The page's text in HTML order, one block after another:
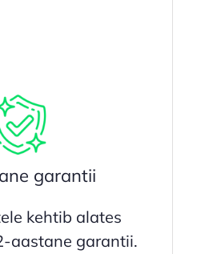
garantii
kehtib alates
aastane garantii.